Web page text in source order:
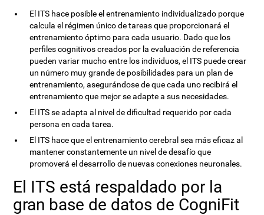
El ITS hace posible el entrenamiento individualizado porque
calcula el régimen único de tareas que proporcionará el
entrenamiento óptimo para cada usuario. Dado que los
perfiles cognitivos creados por la evaluación de referencia
pueden variar mucho entre los individuos, el ITS puede crear
un número muy grande de posibilidades para un plan de
entrenamiento, asegurándose de que cada uno recibirá el
entrenamiento que mejor se adapte a sus necesidades.
El ITS se adapta al nivel de dificultad requerido por cada
persona en cada tarea.
El ITS hace que el entrenamiento cerebral sea más eficaz al
mantener constantemente un nivel de desafío que
promoverá el desarrollo de nuevas conexiones neuronales.
El ITS está respaldado por la
gran base de datos de CogniFit